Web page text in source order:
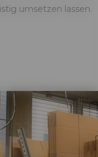
umsetzen lassen.